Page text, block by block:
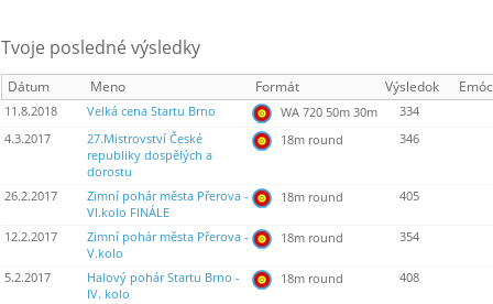
Tvoje posledné výsledky
Dátum Meno Formát Výsledok
11.8.2018 Velká cena Startu Brno WA 720 50m 30m
334
4.3.2017
27.Mistrovství České
republiky dospělých a
dorostu
18m round 346
26.2.2017
Zimní pohár města Přerova -
VI.kolo FINÁLE
18m round 405
12.2.2017
Zimní pohár města Přerova -
V.kolo
18m round 354
5.2.2017
Halový pohár Startu Brno -
IV. kolo
18m round 408